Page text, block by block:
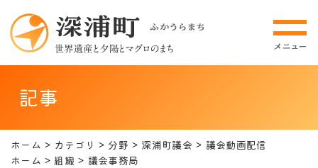
記事
ホーム カテゴリ 分野 深浦町議会
議会動画配信
ホーム
組織 議会事務局